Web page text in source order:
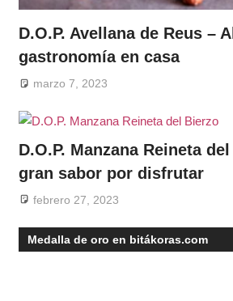
D.O.P. Avellana de Reus –
gastronomía en casa
marzo 7, 2023
D.O.P. Manzana Reineta
gran sabor por disfrutar
febrero 27, 2023
Medalla de oro en bitákoras.com